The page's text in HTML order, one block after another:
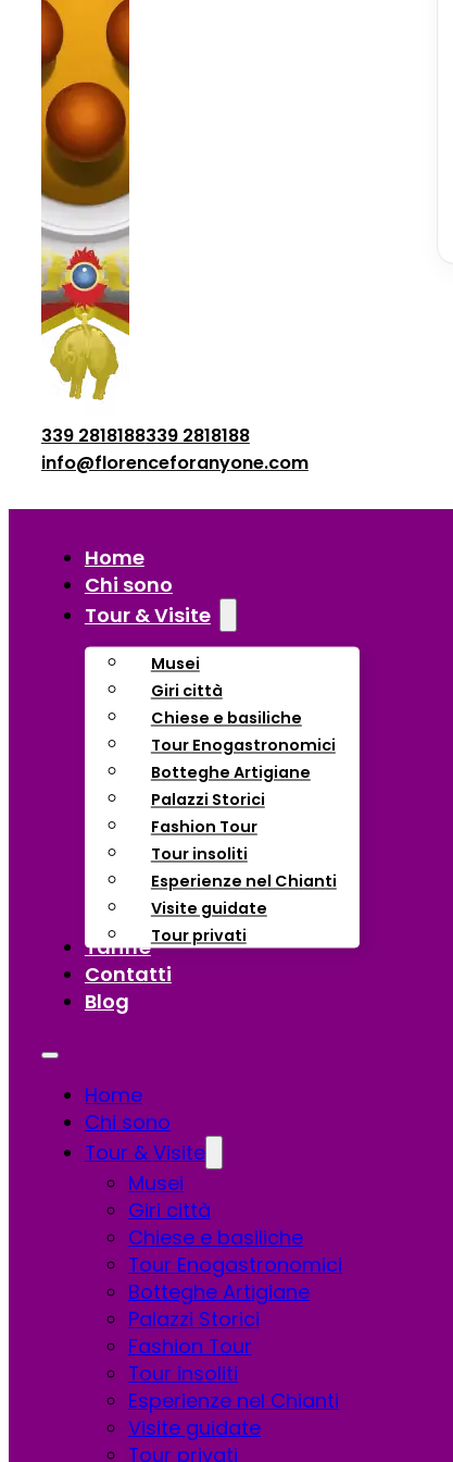
339 2818188339 2818188
info@florenceforanyone.com
Home
Chi sono
Tour & Visite
Musei
Giri città
Chiese e basiliche
Tour Enogastronomici
Botteghe Artigiane
Palazzi Storici
Fashion Tour
Tour insoliti
Esperienze nel Chianti
Visite guidate
Tour privati
Tariffe
Contatti
Blog
Home
Chi sono
Tour & Visite
Musei
Giri città
Chiese e basiliche
Tour Enogastronomici
Botteghe Artigiane
Palazzi Storici
Fashion Tour
Tour insoliti
Esperienze nel Chianti
Visite guidate
Tour privati